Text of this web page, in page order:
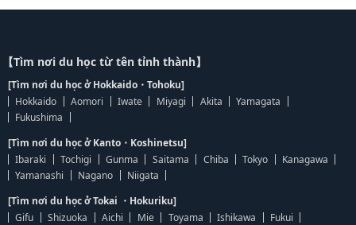
【Tìm nơi du học từ tên tỉnh thành】
[Tìm nơi du học ở Hokkaido・Tohoku]
Hokkaido
Aomori Iwate Miyagi Akita
Yamagata
Fukushima
[Tìm nơi du học ở Kanto・Koshinetsu]
Ibaraki
Tochigi Gunma Saitama Chiba Tokyo
Kanagawa
Yamanashi
Nagano
Niigata
[Tìm nơi du học ở Tokai ・Hokuriku]
Gifu
Shizuoka Aichi Mie Toyama Ishikawa
Fukui